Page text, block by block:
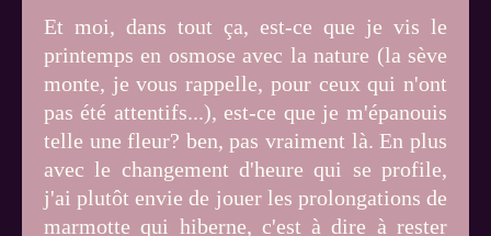
Et moi, dans tout ça, est-ce que je vis le
printemps en osmose avec la nature (la sève
monte, je vous rappelle, pour ceux qui n'ont
pas été attentifs...), est-ce que je m'épanouis
telle une fleur? ben, pas vraiment là. En plus
avec le changement d'heure qui se profile,
j'ai plutôt envie de jouer les prolongations de
marmotte qui hiberne, c'est à dire à rester